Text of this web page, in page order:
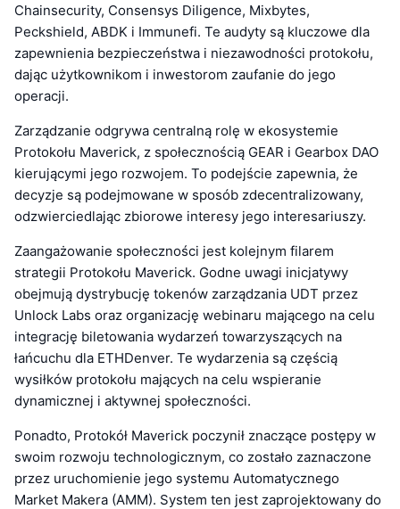
Chainsecurity, Consensys Diligence, Mixbytes,
Peckshield, ABDK i Immunefi. Te audyty są kluczowe dla
zapewnienia bezpieczeństwa i niezawodności protokołu,
dając użytkownikom i inwestorom zaufanie do jego
operacji.
Zarządzanie odgrywa centralną rolę w ekosystemie
Protokołu Maverick, z społecznością GEAR i Gearbox DAO
kierującymi jego rozwojem. To podejście zapewnia, że
decyzje są podejmowane w sposób zdecentralizowany,
odzwierciedlając zbiorowe interesy jego interesariuszy.
Zaangażowanie społeczności jest kolejnym filarem
strategii Protokołu Maverick. Godne uwagi inicjatywy
obejmują dystrybucję tokenów zarządzania UDT przez
Unlock Labs oraz organizację webinaru mającego na celu
integrację biletowania wydarzeń towarzyszących na
łańcuchu dla ETHDenver. Te wydarzenia są częścią
wysiłków protokołu mających na celu wspieranie
dynamicznej i aktywnej społeczności.
Ponadto, Protokół Maverick poczynił znaczące postępy w
swoim rozwoju technologicznym, co zostało zaznaczone
przez uruchomienie jego systemu Automatycznego
Market Makera (AMM). System ten jest zaprojektowany do